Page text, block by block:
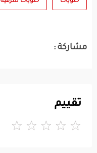
مشاركة :
تقييم